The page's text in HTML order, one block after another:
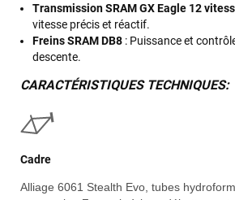
Transmission SRAM GX Eagle 12
vitesse précis et réactif.
Freins SRAM DB8 : Puissance et
descente.
CARACTÉRISTIQUES TECHNIQUES:
Cadre
Alliage 6061 Stealth Evo, tubes